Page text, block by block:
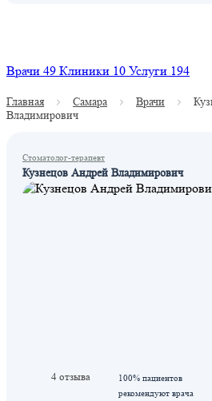
Врачи 49 Клиники 10 Услуги 194
Главная Самара Врачи
Владимирович
Стоматолог-терапевт
Кузнецов Андрей Владимирович
4 отзыва
100% пациентов
рекомендуют врача